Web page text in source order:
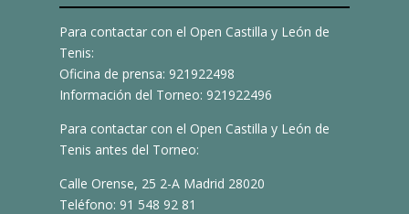
Para contactar con el Open Castilla y León de
Tenis:
Oficina de prensa: 921922498
Información del Torneo: 921922496
Para contactar con el Open Castilla y León de
Tenis antes del Torneo:
Calle Orense, 25 2-A Madrid 28020
Teléfono: 91 548 92 81